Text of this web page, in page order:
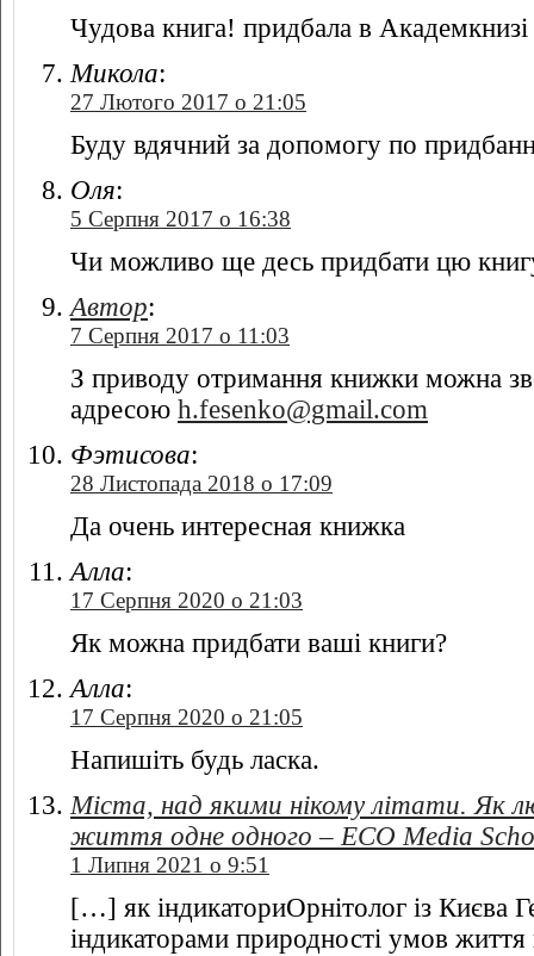
Чудова книга! придбала в
Микола:
27 Лютого 2017 о 21:05
Буду вдячний за допомогу по
Оля:
5 Серпня 2017 о 16:38
Чи можливо ще десь придбати цю
Автор:
7 Серпня 2017 о 11:03
З приводу отримання книжки можна
адресою h.fesenko@gmail.com
Фэтисова:
28 Листопада 2018 о 17:09
Да очень интересная книжка
Алла:
17 Серпня 2020 о 21:03
Як можна придбати ваші книги?
Алла:
17 Серпня 2020 о 21:05
Напишіть будь ласка.
Міста, над якими нікому літати. Як
життя одне одного – ECO Media
1 Липня 2021 о 9:51
[…] як індикаториОрнітолог із Києва
індикаторами природності умов